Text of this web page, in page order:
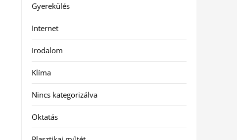
Gyerekülés
Internet
Irodalom
Klíma
Nincs kategorizálva
Oktatás